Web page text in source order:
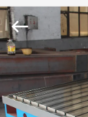
घर
उत्पादों
Famous
International
Trading
Co.,
Ltd.
All
Rights
Reserved.